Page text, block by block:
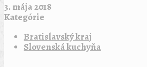
3. mája 2018
Kategórie
Bratislavský kraj
Slovenská kuchyňa